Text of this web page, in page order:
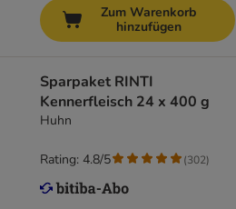
Zum Warenkorb
hinzufügen
Sparpaket RINTI
Kennerfleisch 24 x 400 g
Huhn
Rating: 4.8/5 (302)